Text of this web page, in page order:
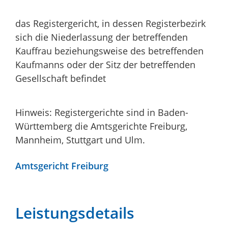
das Registergericht, in dessen Registerbezirk
sich die Niederlassung der betreffenden
Kauffrau beziehungsweise des betreffenden
Kaufmanns oder der Sitz der betreffenden
Gesellschaft befindet
Hinweis: Registergerichte sind in Baden-
Württemberg die Amtsgerichte Freiburg,
Mannheim, Stuttgart und Ulm.
Amtsgericht Freiburg
Leistungsdetails